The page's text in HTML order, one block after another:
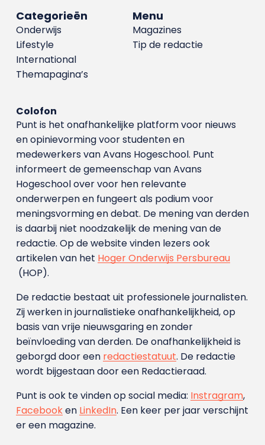
Menu
Magazines
Tip de redactie
Categorieën
Onderwijs
Lifestyle
International
Themapagina’s
Colofon
Punt is het onafhankelijke platform voor nieuws
en opinievorming voor studenten en
medewerkers van Avans Hoge­school. Punt
informeert de gemeenschap van Avans
Hogeschool over voor hen relevante
onderwerpen en fungeert als podium voor
meningsvorming en debat. De mening van derden
is daarbij niet noodzakelijk de mening van de
redactie. Op de website vinden lezers ook
artikelen van het Hoger Onderwijs Persbureau
(HOP).
De redactie bestaat uit professionele journalisten.
Zij werken in journalistieke onafhankelijkheid, op
basis van vrije nieuwsgaring en zonder
beïnvloeding van derden. De onafhankelijkheid is
geborgd door een redactiestatuut. De redactie
wordt bijgestaan door een Redactieraad.
Punt is ook te vinden op social media: Instragram,
Facebooken LinkedIn. Een keer per jaar verschijnt
er een magazine.